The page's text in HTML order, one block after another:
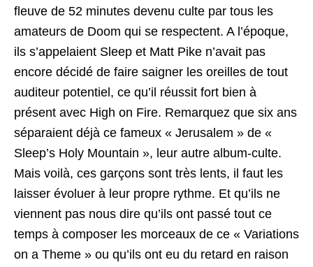
fleuve de 52 minutes devenu culte par tous les
amateurs de Doom qui se respectent. A l’époque,
ils s’appelaient Sleep et Matt Pike n’avait pas
encore décidé de faire saigner les oreilles de tout
auditeur potentiel, ce qu’il réussit fort bien à
présent avec High on Fire. Remarquez que six ans
séparaient déjà ce fameux « Jerusalem » de «
Sleep’s Holy Mountain », leur autre album-culte.
Mais voilà, ces garçons sont très lents, il faut les
laisser évoluer à leur propre rythme. Et qu’ils ne
viennent pas nous dire qu’ils ont passé tout ce
temps à composer les morceaux de ce « Variations
on a Theme » ou qu’ils ont eu du retard en raison